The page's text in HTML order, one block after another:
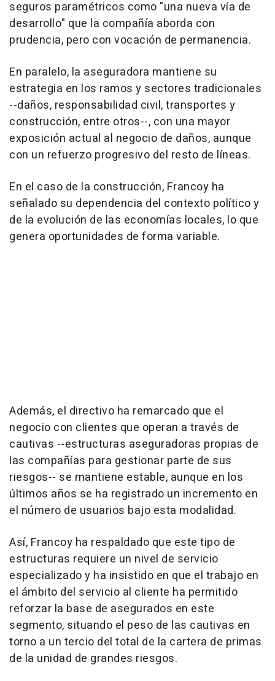
seguros paramétricos como "una nueva vía de
desarrollo" que la compañía aborda con
prudencia, pero con vocación de permanencia.
En paralelo, la aseguradora mantiene su
estrategia en los ramos y sectores tradicionales
--daños, responsabilidad civil, transportes y
construcción, entre otros--, con una mayor
exposición actual al negocio de daños, aunque
con un refuerzo progresivo del resto de líneas.
En el caso de la construcción, Francoy ha
señalado su dependencia del contexto político y
de la evolución de las economías locales, lo que
genera oportunidades de forma variable.
Además, el directivo ha remarcado que el
negocio con clientes que operan a través de
cautivas --estructuras aseguradoras propias de
las compañías para gestionar parte de sus
riesgos-- se mantiene estable, aunque en los
últimos años se ha registrado un incremento en
el número de usuarios bajo esta modalidad.
Así, Francoy ha respaldado que este tipo de
estructuras requiere un nivel de servicio
especializado y ha insistido en que el trabajo en
el ámbito del servicio al cliente ha permitido
reforzar la base de asegurados en este
segmento, situando el peso de las cautivas en
torno a un tercio del total de la cartera de primas
de la unidad de grandes riesgos.